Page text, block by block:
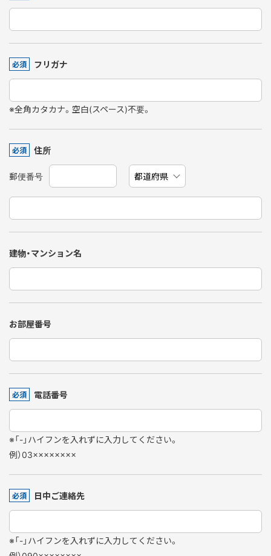
必須 フリガナ
※全角カタカナ。空白(スペース)不要。
必須 住所
郵便番号
建物・マンション名
お部屋番号
必須 電話番号
※「-」ハイフンを入れずに入力してください。
例）03××××××××
必須 日中ご連絡先
※「-」ハイフンを入れずに入力してください。